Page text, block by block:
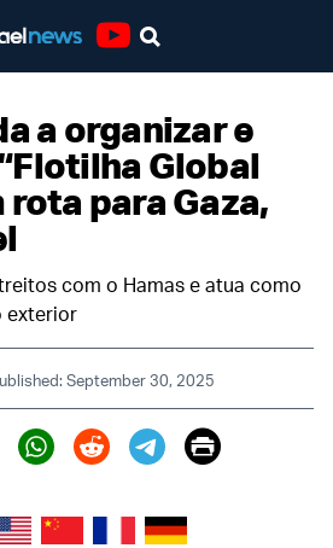
a organizar e
Global
rota para Gaza,
com o Hamas e atua como
exterior
September 30, 2025
(X)
Print